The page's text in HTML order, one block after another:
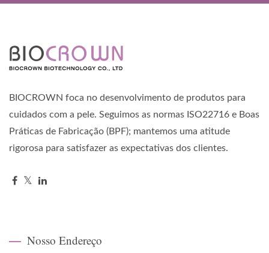
BIOCROWN foca no desenvolvimento de produtos para
cuidados com a pele. Seguimos as normas ISO22716 e Boas
Práticas de Fabricação (BPF); mantemos uma atitude
rigorosa para satisfazer as expectativas dos clientes.
Nosso Endereço